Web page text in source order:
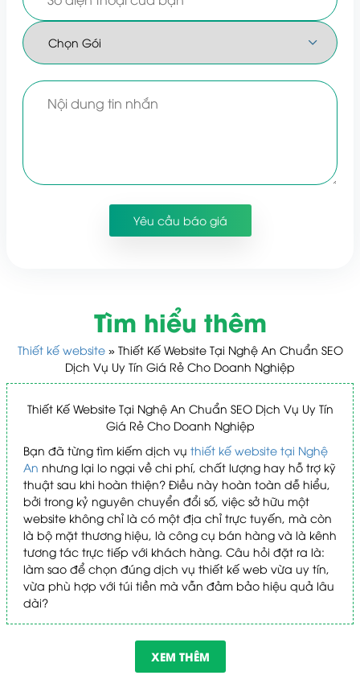
Tìm hiểu thêm
Thiết kế website» Thiết Kế Website Tại Nghệ An Chuẩn SEO
Dịch Vụ Uy Tín Giá Rẻ Cho Doanh Nghiệp
Thiết Kế Website Tại Nghệ An Chuẩn SEO Dịch Vụ Uy Tín
Giá Rẻ Cho Doanh Nghiệp
Bạn đã từng tìm kiếm dịch vụ thiết kế website tại Nghệ
An nhưng lại lo ngại về chi phí, chất lượng hay hỗ trợ kỹ
thuật sau khi hoàn thiện? Điều này hoàn toàn dễ hiểu,
bởi trong kỷ nguyên chuyển đổi số, việc sở hữu một
website không chỉ là có một địa chỉ trực tuyến, mà còn
là bộ mặt thương hiệu, là công cụ bán hàng và là kênh
tương tác trực tiếp với khách hàng. Câu hỏi đặt ra là:
làm sao để chọn đúng dịch vụ thiết kế web vừa uy tín,
vừa phù hợp với túi tiền mà vẫn đảm bảo hiệu quả lâu
dài?
Hãy cùng khám phá từ tổng quan thị trường đến các
tiêu chí lựa chọn, bảng giá và xu hướng mới nhất của
dịch vụ thiết kế website chuyên nghiệp tại Nghệ An
XEM THÊM